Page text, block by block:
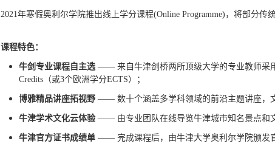
2021年寒假奥利尔学院推出线上学分课程(Online Programme) ，将部分传
课程特色：
牛剑专业课程自主选 —— 来自牛津剑桥两所顶级大学的专业教师采
Credits （或3个欧洲学分ECTS）；
博雅精品讲座拓视野 —— 数十个涵盖多学科领域的前沿主题讲座，
牛津学术文化云体验—— 由专业团队在线导览牛津城市知名景点和
牛津官方证书成绩单 —— 完成课程后，由牛津大学奥利尔学院颁发